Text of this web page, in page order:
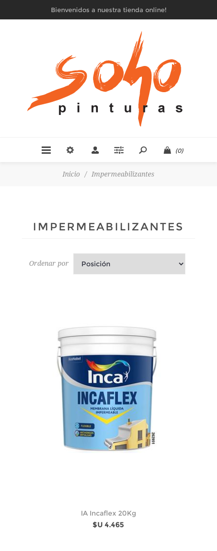
Bienvenidos a nuestra tienda online!
(0)
Inicio / Impermeabilizantes
IMPERMEABILIZANTES
Ordenar por
IA Incaflex 20Kg
$U 4.465